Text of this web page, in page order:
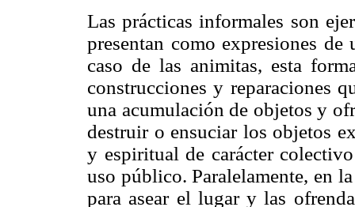
Las prácticas informales son
presentan como expresiones
caso de las animitas, esta
construcciones y reparaciones
una acumulación de objetos y
destruir o ensuciar los objetos
y espiritual de carácter
uso público. Paralelamente, en
para asear el lugar y las